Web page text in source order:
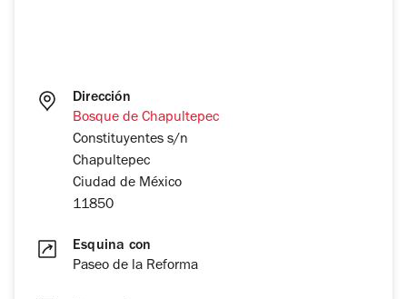
Dirección
Bosque de Chapultepec
Constituyentes s/n
Chapultepec
Ciudad de México
11850
Esquina con
Paseo de la Reforma